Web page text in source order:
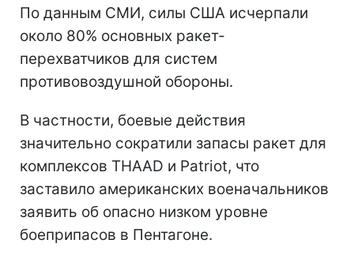
По данным СМИ, силы США исчерпали
около 80% основных ракет-
перехватчиков для систем
противовоздушной обороны.
В частности, боевые действия
значительно сократили запасы ракет для
комплексов THAAD и Patriot, что
заставило американских военачальников
заявить об опасно низком уровне
боеприпасов в Пентагоне.